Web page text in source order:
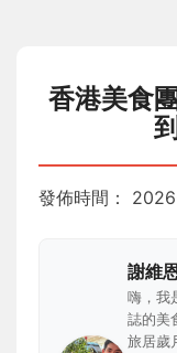
香港美食
發佈時間：
謝維
嗨，我
誌的美
旅居歲